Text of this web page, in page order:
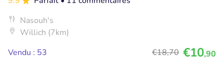
Nasouh's
Willich (7km)
Vendu : 53
€18,70 €10,90